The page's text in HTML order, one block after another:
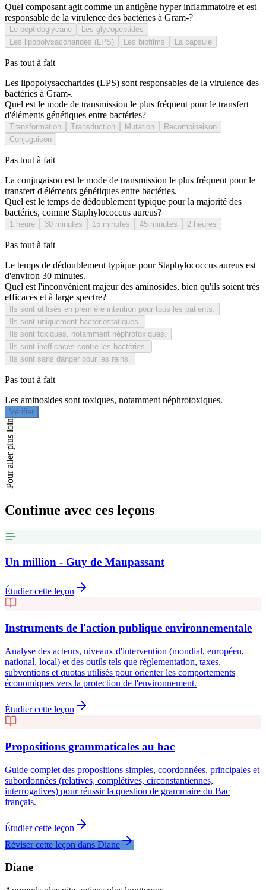
Quel composant agit comme un antigène hyper inflammatoire et est
responsable de la virulence des bactéries à Gram-?
Le peptidoglycane
Les glycopeptides
Les lipopolysaccharides (LPS)
Les biofilms La capsule
Pas tout à fait
Les lipopolysaccharides (LPS) sont responsables de la virulence des
bactéries à Gram-.
Quel est le mode de transmission le plus fréquent pour le transfert
d'éléments génétiques entre bactéries?
Transformation Transduction Mutation
Recombinaison
Conjugaison
Pas tout à fait
La conjugaison est le mode de transmission le plus fréquent pour le
transfert d'éléments génétiques entre bactéries.
Quel est le temps de dédoublement typique pour la majorité des
bactéries, comme Staphylococcus aureus?
1 heure 30 minutes 15 minutes 45 minutes 2 heures
Pas tout à fait
Le temps de dédoublement typique pour Staphylococcus aureus est
d'environ 30 minutes.
Quel est l'inconvénient majeur des aminosides, bien qu'ils soient très
efficaces et à large spectre?
Ils sont utilisés en première intention pour tous les patients.
Ils sont uniquement bactériostatiques.
Ils sont toxiques, notamment néphrotoxiques.
Ils sont inefficaces contre les bactéries.
Ils sont sans danger pour les reins.
Pas tout à fait
Les aminosides sont toxiques, notamment néphrotoxiques.
Vérifier
Pour aller plus loin
Continue avec ces leçons
Un million - Guy de Maupassant
Étudier cette leçon
Instruments de l'action publique environnementale
Analyse des acteurs, niveaux d'intervention (mondial, européen,
national, local) et des outils tels que réglementation, taxes,
subventions et quotas utilisés pour orienter les comportements
économiques vers la protection de l'environnement.
Étudier cette leçon
Propositions grammaticales au bac
Guide complet des propositions simples, coordonnées, principales et
subordonnées (relatives, complétives, circonstantiennes,
interrogatives) pour réussir la question de grammaire du Bac
français.
Étudier cette leçon
Réviser cette leçon dans Diane
Diane